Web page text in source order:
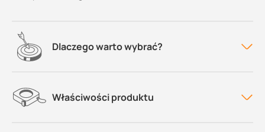
Dlaczego warto wybrać?
Właściwości produktu